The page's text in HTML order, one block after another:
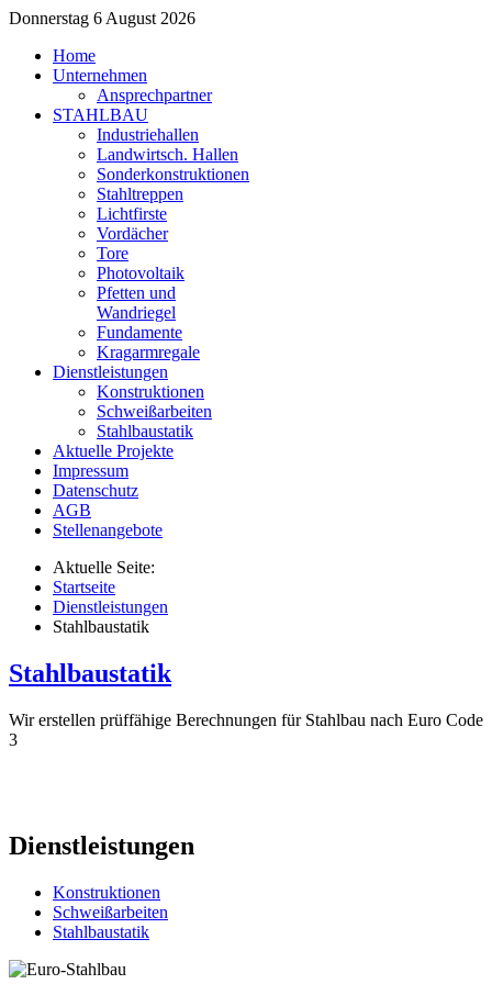
Donnerstag 6 August 2026
Home
Unternehmen
Ansprechpartner
STAHLBAU
Industriehallen
Landwirtsch. Hallen
Sonderkonstruktionen
Stahltreppen
Lichtfirste
Vordächer
Tore
Photovoltaik
Pfetten und
Wandriegel
Fundamente
Kragarmregale
Dienstleistungen
Konstruktionen
Schweißarbeiten
Stahlbaustatik
Aktuelle Projekte
Impressum
Datenschutz
AGB
Stellenangebote
Aktuelle Seite:
Startseite
Dienstleistungen
Stahlbaustatik
Stahlbaustatik
Wir erstellen prüffähige Berechnungen für Stahlbau nach Euro Code
3
Dienstleistungen
Konstruktionen
Schweißarbeiten
Stahlbaustatik